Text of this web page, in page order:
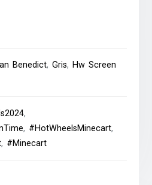
Benedict,Gris, Hw Screen
,
, #HotWheelsMinecart,
, #Minecart